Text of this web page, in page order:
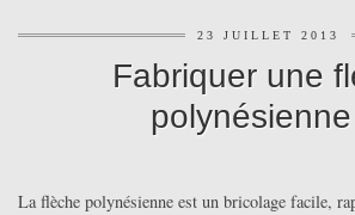
23 JUILLET 2013
Fabriquer une
La flèche polynésienne est un bricolage facile,